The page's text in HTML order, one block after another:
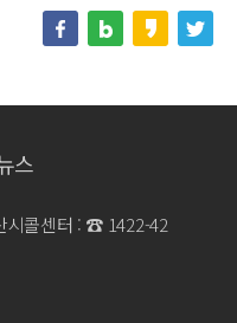
스
시콜센터 : ☎ 1422-42